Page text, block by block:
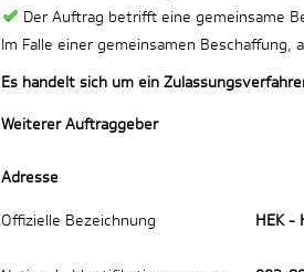
Der Auftrag betrifft eine gemeinsame
Im Falle einer gemeinsamen
Es handelt sich um ein
Weiterer Auftraggeber
Adresse
Offizielle Bezeichnung HEK -